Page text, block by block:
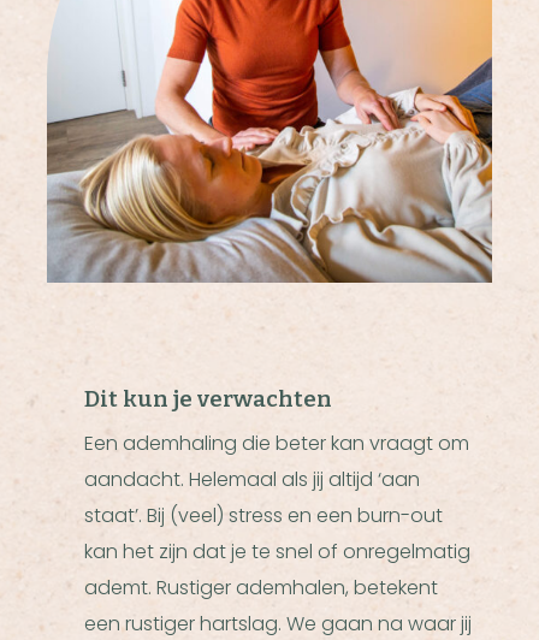
Dit kun je verwachten
Een ademhaling die beter kan vraagt om
aandacht. Helemaal als jij altijd ‘aan
staat’. Bij (veel) stress en een burn-out
kan het zijn dat je te snel of onregelmatig
ademt. Rustiger ademhalen, betekent
een rustiger hartslag. We gaan na waar jij